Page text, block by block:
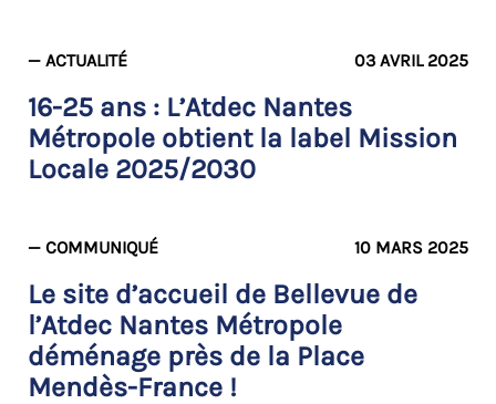
— ACTUALITÉ 03 AVRIL 2025
16-25 ans : L’Atdec Nantes
Métropole obtient la label Mission
Locale 2025/2030
— COMMUNIQUÉ 10 MARS 2025
Le site d’accueil de Bellevue de
l’Atdec Nantes Métropole
déménage près de la Place
Mendès-France !